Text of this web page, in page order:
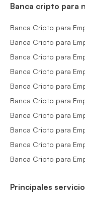
Banca cripto para
Banca Cripto para
Banca Cripto para
Banca Cripto para
Banca Cripto para
Banca Cripto para
Banca Cripto para
Banca Cripto para
Banca Cripto para
Banca Cripto para
Banca Cripto para
Principales